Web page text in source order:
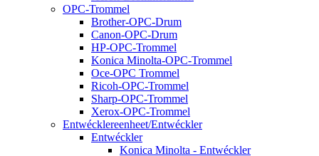
OPC-Trommel
Brother-OPC-Drum
Canon-OPC-Drum
HP-OPC-Trommel
Konica Minolta-OPC-Trommel
Oce-OPC Trommel
Ricoh-OPC-Trommel
Sharp-OPC-Trommel
Xerox-OPC-Trommel
Entwécklereenheet/Entwéckler
Entwéckler
Konica Minolta - Entwéckler